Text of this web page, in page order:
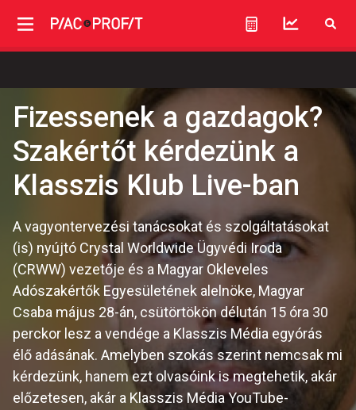
Fizessenek a gazdagok?
Szakértőt kérdezünk a
Klasszis Klub Live-ban
A vagyontervezési tanácsokat és szolgáltatásokat
(is) nyújtó Crystal Worldwide Ügyvédi Iroda
(CRWW) vezetője és a Magyar Okleveles
Adószakértők Egyesületének alelnöke, Magyar
Csaba május 28-án, csütörtökön délután 15 óra 30
perckor lesz a vendége a Klasszis Média egyórás
élő adásának. Amelyben szokás szerint nemcsak mi
kérdezünk, hanem ezt olvasóink is megtehetik, akár
előzetesen, akár a Klasszis Média YouTube-